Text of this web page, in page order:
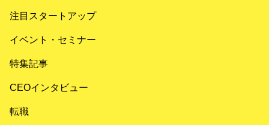
注目スタートアップ
イベント・セミナー
特集記事
CEOインタビュー
転職